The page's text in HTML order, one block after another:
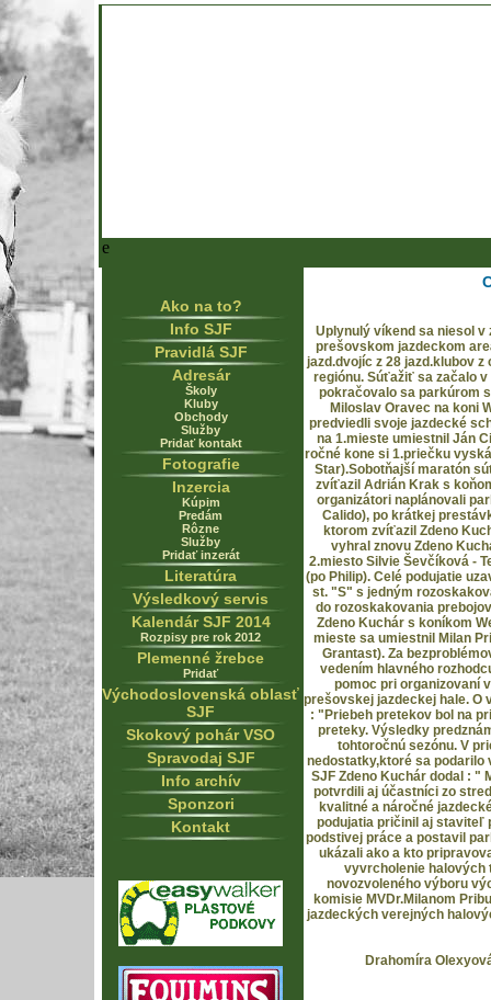
e
Ako na to?
Info SJF
Pravidlá SJF
Adresár
Školy
Kluby
Obchody
Služby
Pridať kontakt
Fotografie
Inzercia
Kúpim
Predám
Rôzne
Služby
Pridať inzerát
Literatúra
Výsledkový servis
Kalendár SJF 2014
Rozpisy pre rok 2012
Plemenné žrebce
Pridať
Východoslovenská oblasť
SJF
Skokový pohár VSO
Spravodaj SJF
Info archív
Sponzori
Kontakt
Uplynulý víkend sa niesol v
prešovskom jazdeckom
jazd.dvojíc z 28 jazd.klubov
regiónu. Súťažiť sa začalo
pokračovalo sa parkúrom
Miloslav Oravec na koni
predviedli svoje jazdecké
na 1.mieste umiestnil Ján
ročné kone si 1.priečku
Star).Sobotňajší maratón
zvíťazil Adrián Krak s
organizátori naplánovali
Calido), po krátkej
ktorom zvíťazil Zdeno
vyhral znovu Zdeno
2.miesto Silvie Ševčíková -
(po Philip). Celé podujatie
st. "S" s jedným
do rozoskakovania
Zdeno Kuchár s koníkom
mieste sa umiestnil Milan
Grantast). Za
vedením hlavného
pomoc pri organizovaní
prešovskej jazdeckej hale. O
: "Priebeh pretekov bol na
preteky. Výsledky
tohtoročnú sezónu. V
nedostatky,ktoré sa
SJF Zdeno Kuchár dodal : "
potvrdili aj účastníci zo
kvalitné a náročné
podujatia pričinil aj staviteľ
podstivej práce a postavil
ukázali ako a kto
vyvrcholenie halových
novozvoleného výboru
komisie MVDr.Milanom
jazdeckých verejných
Drahomíra